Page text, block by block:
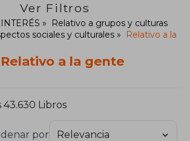
Ver Filtros
Relativo a grupos y culturas
sociales y culturales
Relativo a la
a la gente
Libros
por